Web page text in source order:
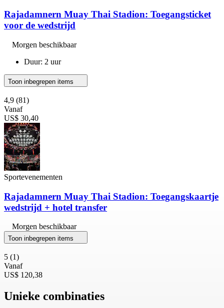
Rajadamnern Muay Thai Stadion: Toegangsticket
voor de wedstrijd
Morgen beschikbaar
Duur: 2 uur
Toon inbegrepen items
4,9 (81)
Vanaf
US$ 30,40
Sportevenementen
Rajadamnern Muay Thai Stadion: Toegangskaartje
wedstrijd + hotel transfer
Morgen beschikbaar
Toon inbegrepen items
5 (1)
Vanaf
US$ 120,38
Unieke combinaties